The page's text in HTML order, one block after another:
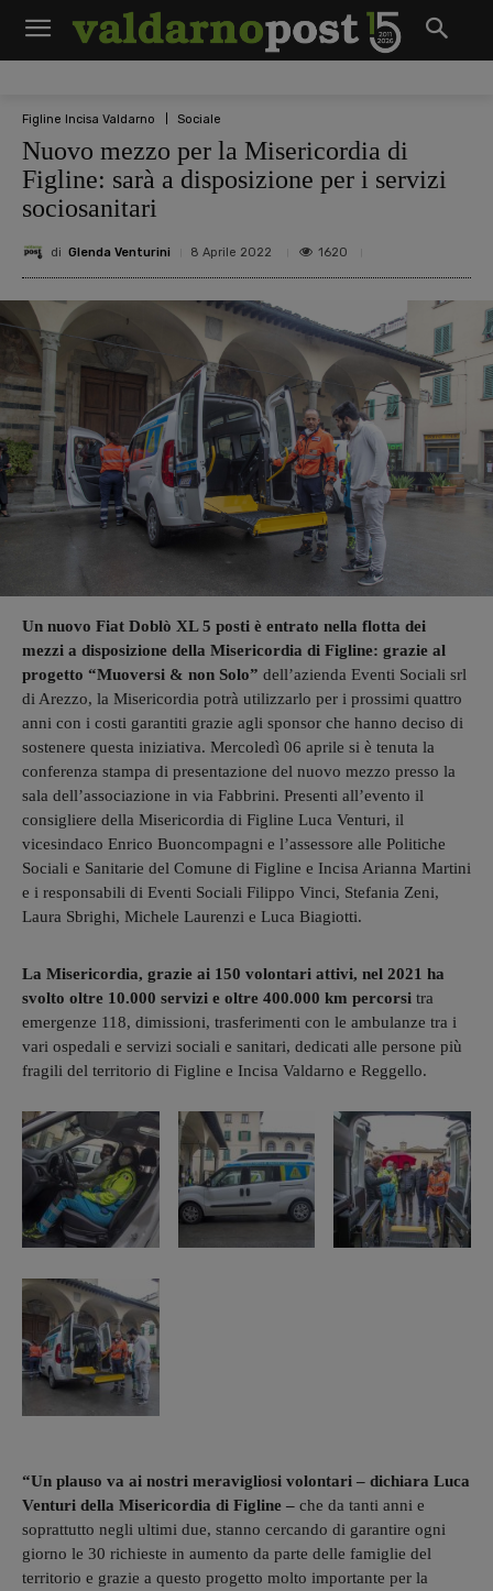
Figline Incisa Valdarno Sociale
Nuovo mezzo per la Misericordia di
Figline: sarà a disposizione per i servizi
sociosanitari
di Glenda Venturini 8 Aprile 2022 1620
Un nuovo Fiat Doblò XL 5 posti è entrato nella flotta dei
mezzi a disposizione della Misericordia di Figline: grazie al
progetto “Muoversi & non Solo” dell’azienda Eventi Sociali srl
di Arezzo, la Misericordia potrà utilizzarlo per i prossimi quattro
anni con i costi garantiti grazie agli sponsor che hanno deciso di
sostenere questa iniziativa. Mercoledì 06 aprile si è tenuta la
conferenza stampa di presentazione del nuovo mezzo presso la
sala dell’associazione in via Fabbrini. Presenti all’evento il
consigliere della Misericordia di Figline Luca Venturi, il
vicesindaco Enrico Buoncompagni e l’assessore alle Politiche
Sociali e Sanitarie del Comune di Figline e Incisa Arianna Martini
e i responsabili di Eventi Sociali Filippo Vinci, Stefania Zeni,
Laura Sbrighi, Michele Laurenzi e Luca Biagiotti.
La Misericordia, grazie ai 150 volontari attivi, nel 2021 ha
svolto oltre 10.000 servizi e oltre 400.000 km percorsi tra
emergenze 118, dimissioni, trasferimenti con le ambulanze tra i
vari ospedali e servizi sociali e sanitari, dedicati alle persone più
fragili del territorio di Figline e Incisa Valdarno e Reggello.
“Un plauso va ai nostri meravigliosi volontari – dichiara Luca
Venturi della Misericordia di Figline – che da tanti anni e
soprattutto negli ultimi due, stanno cercando di garantire ogni
giorno le 30 richieste in aumento da parte delle famiglie del
territorio e grazie a questo progetto molto importante per la